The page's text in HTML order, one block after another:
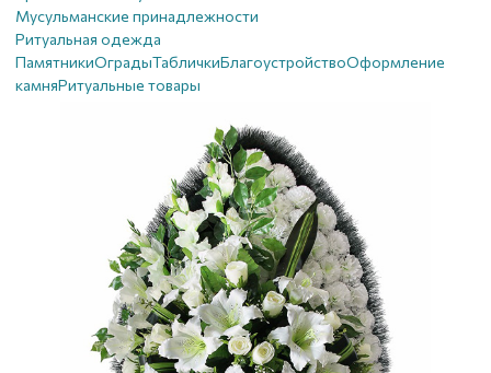
Мусульманские принадлежности
Ритуальная одежда
ПамятникиОградыТабличкиБлагоустройствoОформление
камняРитуальные товары